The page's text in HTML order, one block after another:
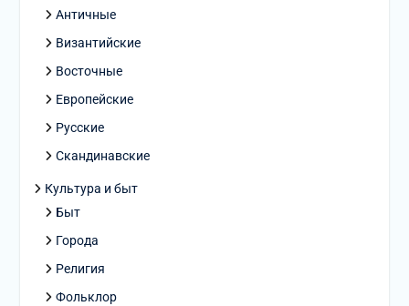
Античные
Византийские
Восточные
Европейские
Русские
Скандинавские
Культура и быт
Быт
Города
Религия
Фольклор